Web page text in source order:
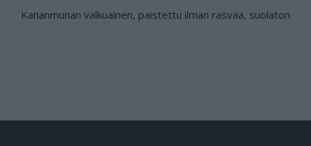
Kananmunan valkuainen, paistettu ilman rasvaa, suolaton